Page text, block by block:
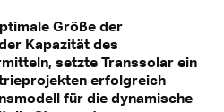
Größe der
Kapazität des
setzte Transsolar ein
erfolgreich
für die dynamische